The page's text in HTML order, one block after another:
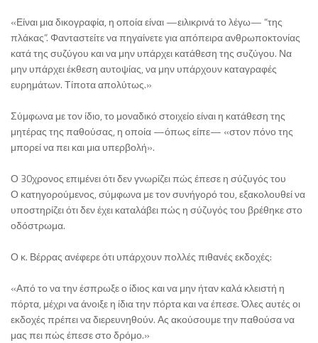
«Είναι μια δικογραφία, η οποία είναι —ειλικρινά το λέγω— “της
πλάκας”. Φανταστείτε να πηγαίνετε για απόπειρα ανθρωποκτονίας
κατά της συζύγου και να μην υπάρχει κατάθεση της συζύγου. Να
μην υπάρχει έκθεση αυτοψίας, να μην υπάρχουν καταγραφές
ευρημάτων. Τίποτα απολύτως.»
Σύμφωνα με τον ίδιο, το μοναδικό στοιχείο είναι η κατάθεση της
μητέρας της παθούσας, η οποία —όπως είπε— «στον πόνο της
μπορεί να πει και μια υπερβολή».
Ο 30χρονος επιμένει ότι δεν γνωρίζει πώς έπεσε η σύζυγός του
Ο κατηγορούμενος, σύμφωνα με τον συνήγορό του, εξακολουθεί να
υποστηρίζει ότι δεν έχει καταλάβει πώς η σύζυγός του βρέθηκε στο
οδόστρωμα.
Ο κ. Βέρρας ανέφερε ότι υπάρχουν πολλές πιθανές εκδοχές:
«Από το να την έσπρωξε ο ίδιος και να μην ήταν καλά κλειστή η
πόρτα, μέχρι να άνοιξε η ίδια την πόρτα και να έπεσε. Όλες αυτές οι
εκδοχές πρέπει να διερευνηθούν. Ας ακούσουμε την παθούσα να
μας πει πώς έπεσε στο δρόμο.»